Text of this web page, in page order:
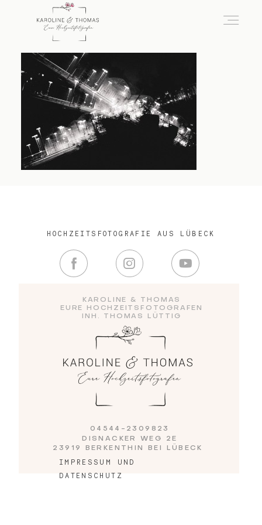
KAROLINE & THOMAS
EURE HOCHZEITSFOTOGRAFEN
INH. THOMAS LÜTTIG
IMPRESSUM UND
DATENSCHUTZ
04544-2309823
DISNACKER WEG 2E
23919 BERKENTHIN BEI LÜBECK
HOCHZEITSFOTOGRAFIE AUS LÜBECK
Hochzeit
Kontakt
Blog
Impressum